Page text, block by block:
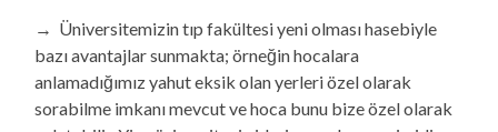
→ Üniversitemizin tıp fakültesi yeni olması hasebiyle
bazı avantajlar sunmakta; örneğin hocalara
anlamadığımız yahut eksik olan yerleri özel olarak
sorabilme imkanı mevcut ve hoca bunu bize özel olarak